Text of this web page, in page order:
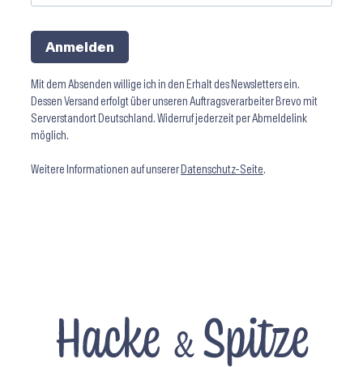
Anmelden
Mit dem Absenden willige ich in den Erhalt des Newsletters ein.
Dessen Versand erfolgt über unseren Auftragsverarbeiter Brevo mit
Serverstandort Deutschland. Widerruf jederzeit per Abmeldelink
möglich.
Weitere Informationen auf unserer Datenschutz-Seite.